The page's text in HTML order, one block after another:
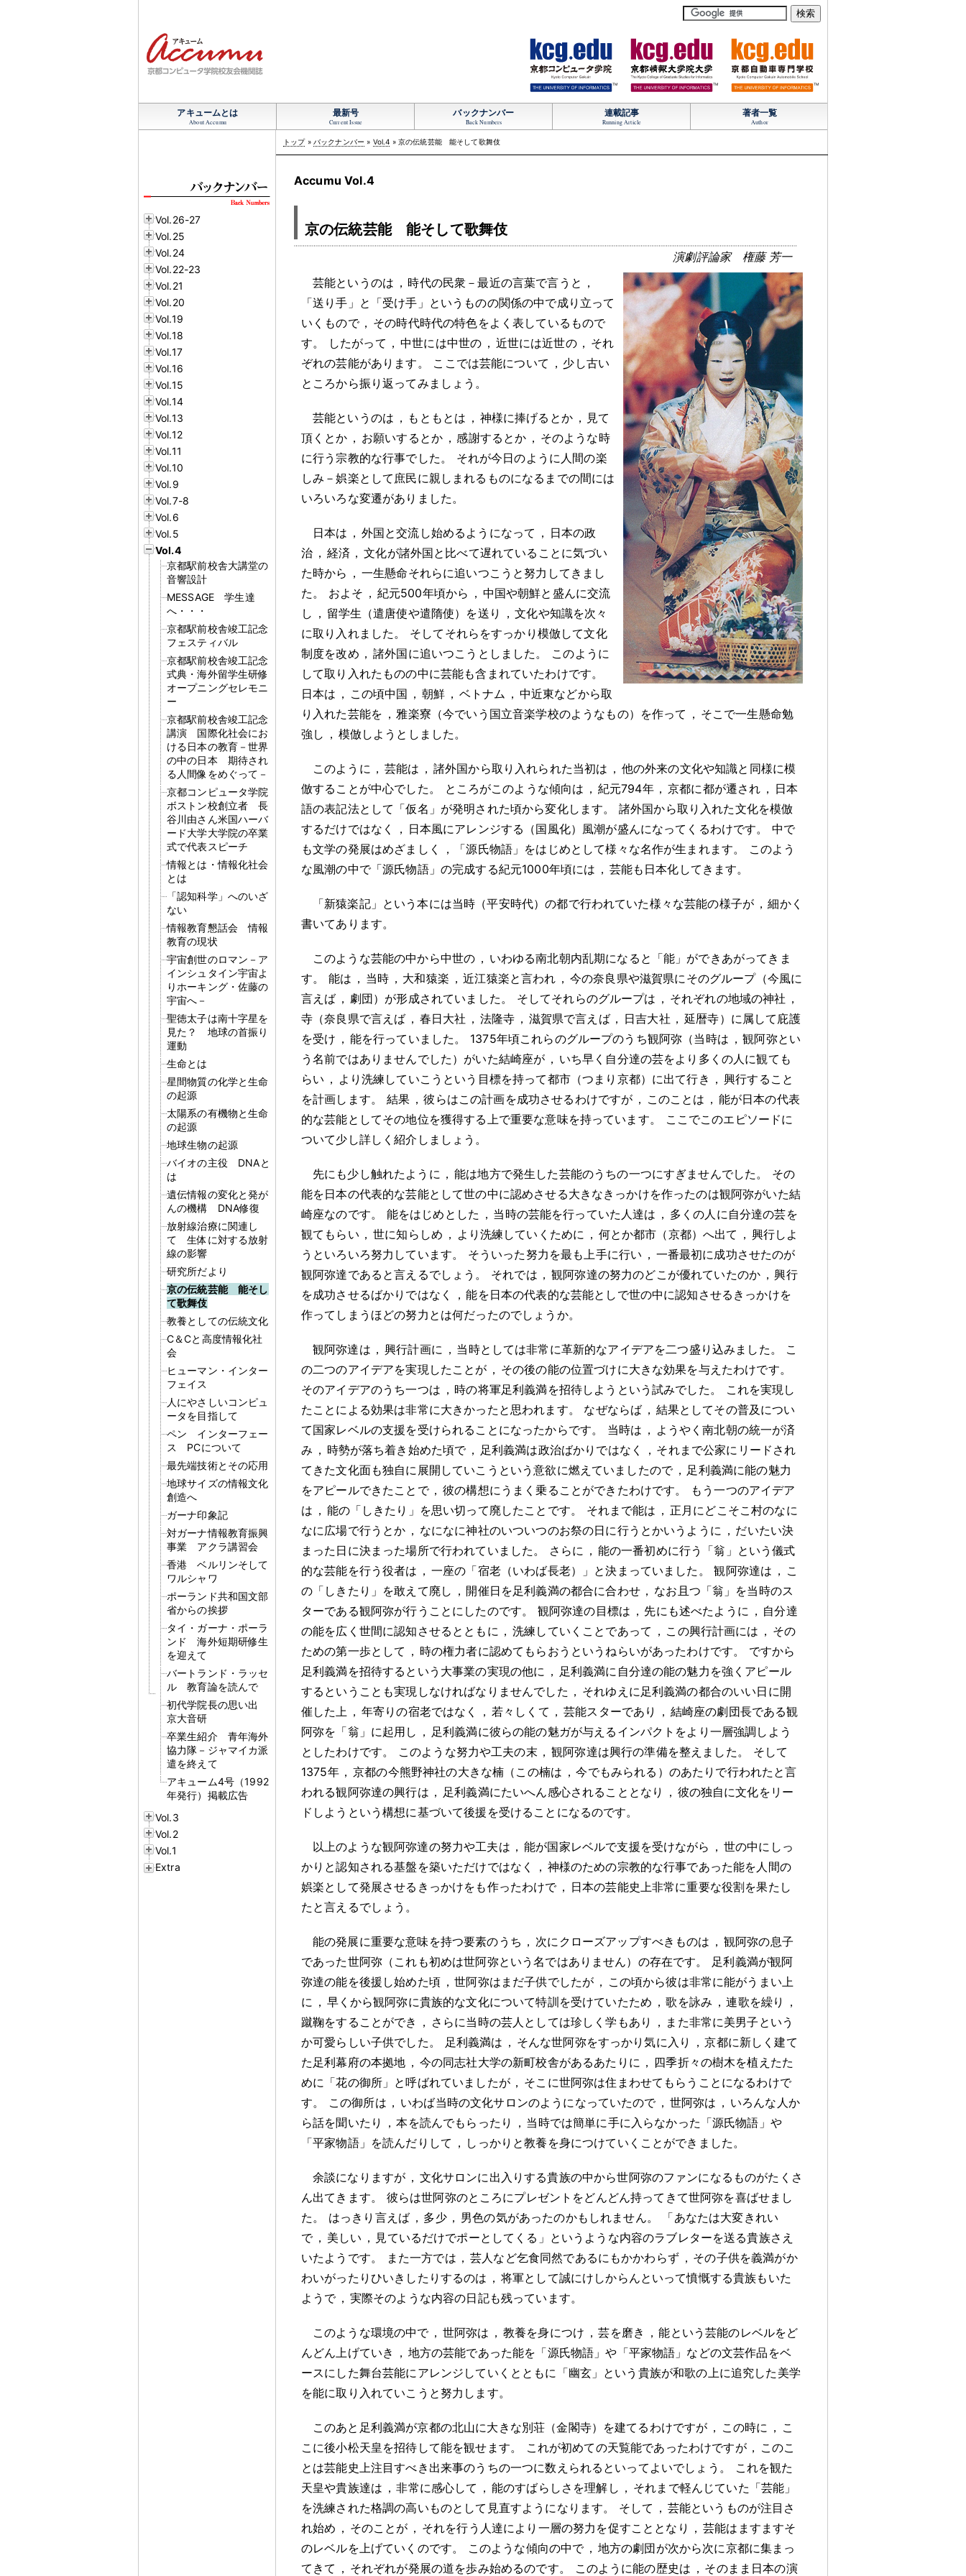
TM TM TM
アキュームとは
About Accumu
最新号
Current Issue
バックナンバー
Back Numbers
連載記事
Running Article
著者一覧
Author
Vol.26-27
Vol.25
Vol.24
Vol.22-23
Vol.21
Vol.20
Vol.19
Vol.18
Vol.17
Vol.16
Vol.15
Vol.14
Vol.13
Vol.12
Vol.11
Vol.10
Vol.9
Vol.7-8
Vol.6
Vol.5
Vol.4
京都駅前校舎大講堂の
音響設計
MESSAGE 学生達
へ・・・
京都駅前校舎竣工記念
フェスティバル
京都駅前校舎竣工記念
式典・海外留学生研修
オープニングセレモニ
ー
京都駅前校舎竣工記念
講演 国際化社会にお
ける日本の教育－世界
の中の日本 期待され
る人間像をめぐって－
京都コンピュータ学院
ボストン校創立者 長
谷川由さん米国ハーバ
ード大学大学院の卒業
式で代表スピーチ
情報とは・情報化社会
とは
「認知科学」へのいざ
ない
情報教育懇話会 情報
教育の現状
宇宙創世のロマン－ア
インシュタイン宇宙よ
りホーキング・佐藤の
宇宙へ－
聖徳太子は南十字星を
見た？ 地球の首振り
運動
生命とは
星間物質の化学と生命
の起源
太陽系の有機物と生命
の起源
地球生物の起源
バイオの主役 DNAと
は
遺伝情報の変化と発が
んの機構 DNA修復
放射線治療に関連し
て 生体に対する放射
線の影響
研究所だより
京の伝統芸能 能そし
て歌舞伎
教養としての伝統文化
C＆Cと高度情報化社
会
ヒューマン・インター
フェイス
人にやさしいコンピュ
ータを目指して
ペン インターフェー
ス PCについて
最先端技術とその応用
地球サイズの情報文化
創造へ
ガーナ印象記
対ガーナ情報教育振興
事業 アクラ講習会
香港 ベルリンそして
ワルシャワ
ポーランド共和国文部
省からの挨拶
タイ・ガーナ・ポーラ
ンド 海外短期研修生
を迎えて
バートランド・ラッセ
ル 教育論を読んで
初代学院長の思い出
京大音研
卒業生紹介 青年海外
協力隊－ジャマイカ派
遣を終えて
アキューム4号（1992
年発行）掲載広告
Vol.3
Vol.2
Vol.1
Extra
トップ» バックナンバー » Vol.4 » 京の伝統芸能 能そして歌舞伎
Accumu Vol.4
京の伝統芸能 能そして歌舞伎
演劇評論家 権藤 芳一
芸能というのは ， 時代の民衆－最近の言葉で言うと ，
「送り手」と「受け手」というものの関係の中で成り立って
いくもので ， その時代時代の特色をよく表しているもので
す。 したがって ， 中世には中世の ， 近世には近世の ， それ
ぞれの芸能があります 。 ここでは芸能について ， 少し古い
ところから振り返ってみましょう 。
芸能というのは ， もともとは ， 神様に捧げるとか ， 見て
頂くとか ， お願いするとか ， 感謝するとか ， そのような時
に行う宗教的な行事でした 。
それが今日のように人間の楽
しみ－娯楽として庶民に親しまれるものになるまでの間には
いろいろな変遷がありました 。
日本は ， 外国と交流し始めるようになって ， 日本の政
治 ， 経済 ， 文化が諸外国と比べて遅れていることに気づい
た時から ， 一生懸命それらに追いつこうと努力してきまし
た 。 およそ ， 紀元500年頃から ， 中国や朝鮮と盛んに交流
し ， 留学生（遣唐使や遣隋使）を送り ， 文化や知識を次々
に取り入れました 。
そしてそれらをすっかり模倣して文化
制度を改め ， 諸外国に追いつこうとしました 。
このように
して取り入れたものの中に芸能も含まれていたわけです。
日本は ， この頃中国 ， 朝鮮 ， ベトナム ， 中近東などから取
り入れた芸能を ， 雅楽寮（今でいう国立音楽学校のようなもの）を作って ， そこで一生懸命勉
強し ， 模倣しようとしました 。
このように ， 芸能は ， 諸外国から取り入れられた当初は ， 他の外来の文化や知識と同様に模
倣することが中心でした 。 ところがこのような傾向は ， 紀元794年 ， 京都に都が遷され ， 日本
語の表記法として「仮名」が発明された頃から変化します。
諸外国から取り入れた文化を模倣
するだけではなく
， 日本風にアレンジする（国風化）風潮が盛んになってくるわけです。
中で
も文学の発展はめざましく
， 「源氏物語」をはじめとして様々な名作が生まれます。
このよう
な風潮の中で「源氏物語」の完成する紀元1000年頃には ， 芸能も日本化してきます。
「新猿楽記」という本には当時（平安時代）の都で行われていた様々な芸能の様子が ， 細かく
書いてあります。
このような芸能の中から中世の ， いわゆる南北朝内乱期になると「能」ができあがってきま
す。 能は ， 当時 ， 大和猿楽 ， 近江猿楽と言われ ， 今の奈良県や滋賀県にそのグループ（今風に
言えば ， 劇団）が形成されていました 。 そしてそれらのグループは ， それぞれの地域の神社 ，
寺（奈良県で言えば ， 春日大社 ， 法隆寺 ， 滋賀県で言えば ， 日吉大社 ， 延暦寺）に属して庇護
を受け ， 能を行っていました 。 1375年頃これらのグループのうち観阿弥（当時は ， 観阿弥とい
う名前ではありませんでした）がいた結崎座が ， いち早く自分達の芸をより多くの人に観ても
らい ， より洗練していこうという目標を持って都市（つまり京都）に出て行き ， 興行すること
を計画します。 結果 ， 彼らはこの計画を成功させるわけですが ， このことは ， 能が日本の代表
的な芸能としてその地位を獲得する上で重要な意味を持っています。
ここでこのエピソードに
ついて少し詳しく紹介しましょう 。
先にも少し触れたように ， 能は地方で発生した芸能のうちの一つにすぎませんでした 。
その
能を日本の代表的な芸能として世の中に認めさせる大きなきっかけを作ったのは観阿弥がいた結
崎座なのです。 能をはじめとした ， 当時の芸能を行っていた人達は ， 多くの人に自分達の芸を
観てもらい ， 世に知らしめ ， より洗練していくために ， 何とか都市（京都）へ出て ， 興行しよ
うといろいろ努力しています。 そういった努力を最も上手に行い ， 一番最初に成功させたのが
観阿弥達であると言えるでしょう 。 それでは ， 観阿弥達の努力のどこが優れていたのか ， 興行
を成功させるばかりではなく
， 能を日本の代表的な芸能としで世の中に認知させるきっかけを
作ってしまうほどの努力とは何だったのでしょうか。
観阿弥達は ， 興行計画に ， 当時としては非常に革新的なアイデアを二つ盛り込みました 。
こ
の二つのアイデアを実現したことが ， その後の能の位置づけに大きな効果を与えたわけです。
そのアイデアのうち一つは ， 時の将軍足利義満を招待しようという試みでした 。
これを実現し
たことによる効果は非常に大きかったと思われます。 なぜならば ， 結果としてその普及につい
て国家レベルの支援を受けられることになったからです。 当時は ， ようやく南北朝の統一が済
み ， 時勢が落ち着き始めた頃で ， 足利義満は政治ばかりではなく ， それまで公家にリードされ
てきた文化面も独自に展開していこうという意欲に燃えていましたので ， 足利義満に能の魅力
をアピールできたことで ， 彼の構想にうまく乗ることができたわけです。
もう一つのアイデア
は ， 能の「しきたり」を思い切って廃したことです。 それまで能は ， 正月にどこそこ村のなに
なに広場で行うとか ， なになに神社のいついつのお祭の日に行うとかいうように ， だいたい決
まった日に決まった場所で行われていました 。 さらに ， 能の一番初めに行う「翁」という儀式
的な芸能を行う役者は ， 一座の「宿老（いわば長老）」と決まっていました 。 観阿弥達は ， こ
の「しきたり」を敢えて廃し ， 開催日を足利義満の都合に合わせ ， なお且つ「翁」を当時のス
ターである観阿弥が行うことにしたのです。 観阿弥達の目標は ， 先にも述べたように ， 自分達
の能を広く世間に認知させるとともに ， 洗練していくことであって ， この興行計画には ， その
ための第一歩として ， 時の権力者に認めてもらおうというねらいがあったわけです。
ですから
足利義満を招待するという大事業の実現の他に ， 足利義満に自分達の能の魅力を強くアピール
するということも実現しなければなりませんでした ， それゆえに足利義満の都合のいい日に開
催した上 ， 年寄りの宿老ではなく ， 若々しくて ， 芸能スターであり ， 結崎座の劇団長である観
阿弥を「翁」に起用し ， 足利義満に彼らの能の魅ガが与えるインパクトをより一層強調しよう
としたわけです。 このような努力や工夫の末 ， 観阿弥達は興行の準備を整えました 。
そして
1375年 ， 京都の今熊野神社の大きな楠（この楠は ， 今でもみられる）のあたりで行われたと言
われる観阿弥達の興行は ， 足利義満にたいへん感心されることとなり ， 彼の独自に文化をリー
ドしようという構想に基づいて後援を受けることになるのです。
以上のような観阿弥達の努力や工夫は ， 能が国家レベルで支援を受けながら ， 世の中にしっ
かりと認知される基盤を築いただけではなく
， 神様のための宗教的な行事であった能を人間の
娯楽として発展させるきっかけをも作ったわけで ， 日本の芸能史上非常に重要な役割を果たし
たと言えるでしょう 。
能の発展に重要な意味を持つ要素のうち ， 次にクローズアップすべきものは ， 観阿弥の息子
であった世阿弥（これも初めは世阿弥という名ではありません）の存在です。
足利義満が観阿
弥達の能を後援し始めた頃 ， 世阿弥はまだ子供でしたが ， この頃から彼は非常に能がうまい上
に ， 早くから観阿弥に貴族的な文化について特訓を受けていたため ， 歌を詠み ， 連歌を繰り
，
蹴鞠をすることができ ， さらに当時の芸人としては珍しく学もあり ， また非常に美男子という
か可愛らしい子供でした 。 足利義満は ， そんな世阿弥をすっかり気に入り ， 京都に新しく建て
た足利幕府の本拠地 ， 今の同志社大学の新町校舎があるあたりに ， 四季折々の樹木を植えたた
めに「花の御所」と呼ばれていましたが ， そこに世阿弥は住まわせてもらうことになるわけで
す。 この御所は ， いわば当時の文化サロンのようになっていたので ， 世阿弥は ， いろんな人か
ら話を聞いたり
， 本を読んでもらったり ， 当時では簡単に手に入らなかった「源氏物語」や
「平家物語」を読んだりして ， しっかりと教養を身につけていくことができました 。
余談になりますが ， 文化サロンに出入りする貴族の中から世阿弥のファンになるものがたくさ
ん出てきます。
彼らは世阿弥のところにプレゼントをどんどん持ってきて世阿弥を喜ばせまし
た 。 はっきり言えば ， 多少 ， 男色の気があったのかもしれません。
「あなたは大変きれい
で ， 美しい ， 見ているだけでポーとしてくる」というような内容のラブレターを送る貴族さえ
いたようです。 また一方では ， 芸人など乞食同然であるにもかかわらず ， その子供を義満がか
わいがったりひいきしたりするのは ， 将軍として誠にけしからんといって憤慨する貴族もいた
ようで ， 実際そのような内容の日記も残っています。
このような環境の中で ， 世阿弥は ， 教養を身につけ ， 芸を磨き ， 能という芸能のレベルをど
んどん上げていき ， 地方の芸能であった能を「源氏物語」や「平家物語」などの文芸作品をベ
ースにした舞台芸能にアレンジしていくとともに「幽玄」という貴族が和歌の上に追究した美学
を能に取り入れていこうと努力します。
このあと足利義満が京都の北山に大きな別荘（金閣寺）を建てるわけですが ， この時に ， こ
こに後小松天皇を招待して能を観せます。 これが初めての天覧能であったわけですが ， このこ
とは芸能史上注目すべき出来事のうちの一つに数えられるといってよいでしょう 。
これを観た
天皇や貴族達は ， 非常に感心して ， 能のすばらしさを理解し ， それまで軽んじていた「芸能」
を洗練された格調の高いものとして見直すようになります。 そして ， 芸能というものが注目さ
れ始め ， そのことが ， それを行う人達により一層の努力を促すこととなり ， 芸能はますますそ
のレベルを上げていくのです。 このような傾向の中で ， 地方の劇団が次から次に京都に集まっ
てきて ， それぞれが発展の道を歩み始めるのです。 このように能の歴史は ， そのまま日本の演